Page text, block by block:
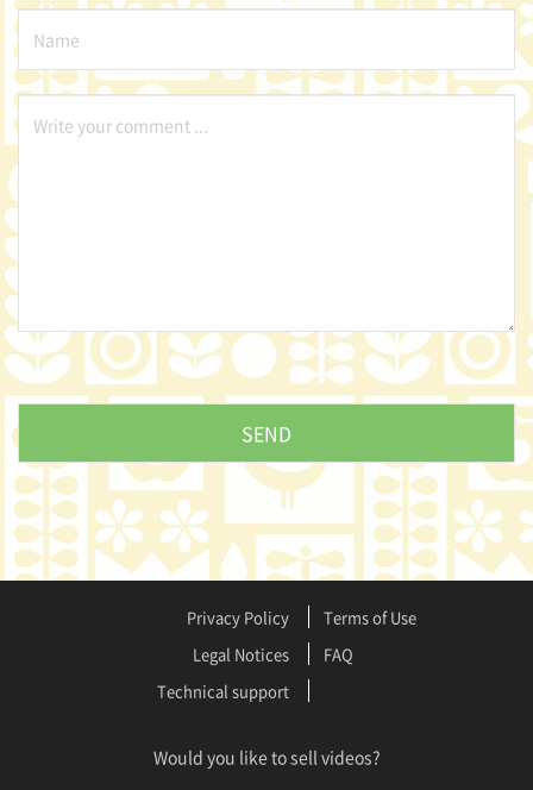
Privacy Policy
Terms of Use
Legal Notices
FAQ
Technical support
Would you like to sell videos?